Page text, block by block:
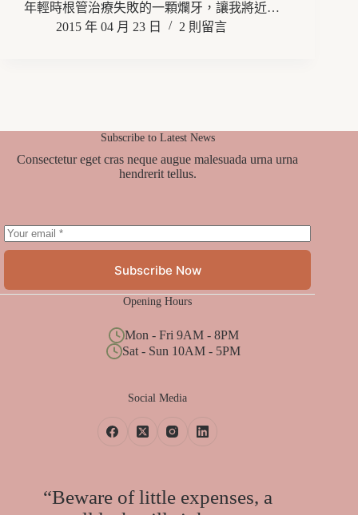
年輕時根管治療失敗的一顆爛牙，讓我將近…
2015 年 04 月 23 日
2 則留言
Subscribe to Latest News
Consectetur eget cras neque augue malesuada urna urna
hendrerit tellus.
Subscribe Now
Opening Hours
Mon - Fri 9AM - 8PM
Sat - Sun 10AM - 5PM
Social Media
“Beware of little expenses, a